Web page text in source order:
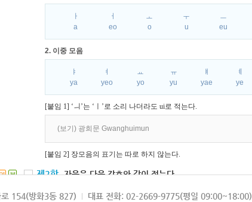
ㅏ
a
ㅓ
eo
ㅗ
o
ㅜ
u
ㅡ
eu
2. 이중 모음
ㅑ
ya
ㅕ
yeo
ㅛ
yo
ㅠ
yu
ㅒ
yae
ㅖ
ye
[붙임 1] ‘ㅢ’는 ‘ㅣ’로 소리 나더라도 ui로 적는다.
(보기) 광희문 Gwanghuimun
[붙임 2] 장모음의 표기는 따로 하지 않는다.
북 제2항 자음은 다음 각호와 같이 적는다.
1. 파열음
154(방화3동 827) 대표 전화: 02-2669-9775(평일 09:00~18:00)